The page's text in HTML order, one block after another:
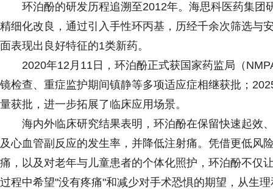
环泊酚的研发历程追溯至2012年。海思科医药集
精细化改良，通过引入手性环丙基，历经千余次筛选与
面表现出良好特征的1类新药。
2020年12月11日，环泊酚正式获国家药监局（
镜检查、重症监护期间镇静等多项适应症相继获批；
量获批，进一步拓展了临床应用场景。
海内外临床研究结果表明，环泊酚在保留快速起效
及心血管副反应的发生率，并降低注射痛。凭借更低风
痛，以及对老年与儿童患者的个体化照护，环泊酚不仅
过程中希望"没有疼痛"和减少对手术恐惧的期望，从生